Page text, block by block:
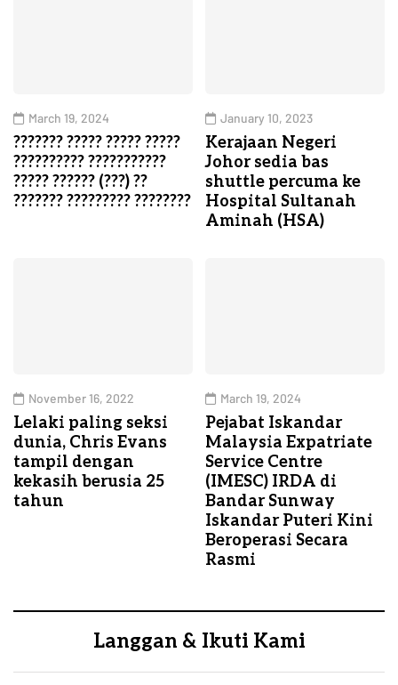
March 19, 2024
??????? ????? ????? ?????
?????????? ???????????
????? ?????? (???) ??
??????? ????????? ????????
January 10, 2023
Kerajaan Negeri
Johor sedia bas
shuttle percuma ke
Hospital Sultanah
Aminah (HSA)
November 16, 2022
Lelaki paling seksi
dunia, Chris Evans
tampil dengan
kekasih berusia 25
tahun
March 19, 2024
Pejabat Iskandar
Malaysia Expatriate
Service Centre
(IMESC) IRDA di
Bandar Sunway
Iskandar Puteri Kini
Beroperasi Secara
Rasmi
Langgan & Ikuti Kami